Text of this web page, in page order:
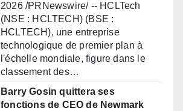
2026 /PRNewswire/ -- HCLTech
(NSE : HCLTECH) (BSE :
HCLTECH), une entreprise
technologique de premier plan à
l'échelle mondiale, figure dans le
classement des…
Barry Gosin quittera ses
fonctions de CEO de Newmark